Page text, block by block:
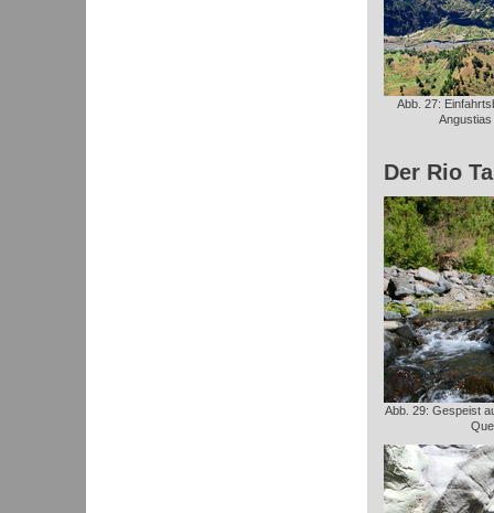
Abb. 27:
Der Rio
Abb. 29: Gespeist